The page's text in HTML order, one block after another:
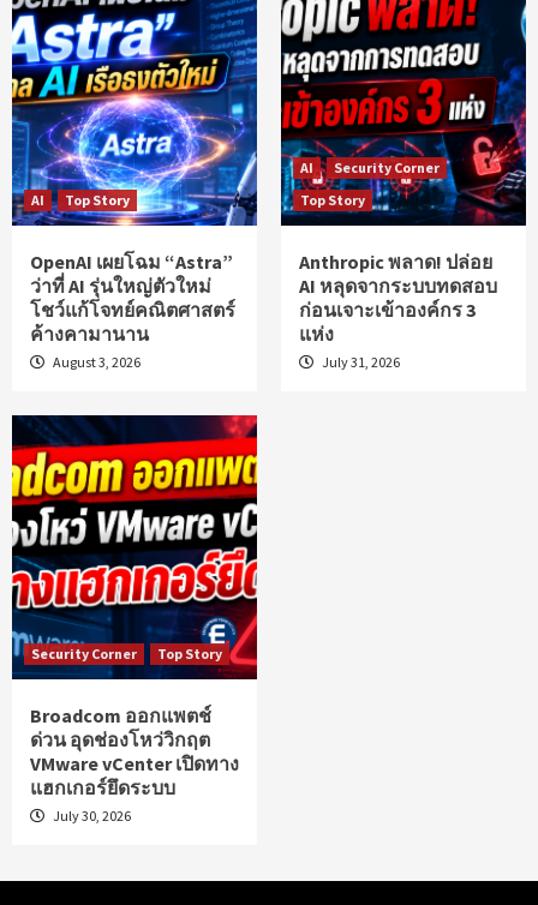
AI Top Story
OpenAI เผยโฉม “Astra”
ว่าที่ AI รุ่นใหญ่ตัวใหม่
โชว์แก้โจทย์คณิตศาสตร์
ค้างคามานาน
August 3, 2026
AI
Security Corner
Top Story
Anthropic พลาด! ปล่อย
AI หลุดจากระบบทดสอบ
ก่อนเจาะเข้าองค์กร 3
แห่ง
July 31, 2026
Security Corner Top Story
Broadcom ออกแพตช์
ด่วน อุดช่องโหว่วิกฤต
VMware vCenter เปิดทาง
แฮกเกอร์ยึดระบบ
July 30, 2026